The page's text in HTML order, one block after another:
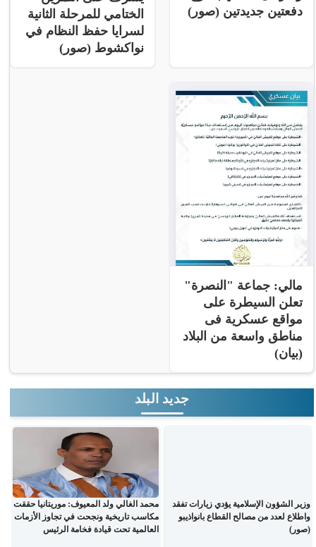
دفعتين جديدتين (صور)
الختامي للمرحلة الثانية
لسرايا حفظ النظام في
نواكشوط (صور)
مالي: جماعة "النصرة"
تعلن السيطرة على
مواقع عسكرية فى
مناطق واسعة من البلاد
(بيان)
جديد البلد
وزير الشؤون الإسلامية يؤدي زيارات تفقد
واطلاع لعدد من مصالح القطاع بانواذيبو
(صور)
محمد الغالي ولد المعيوف: موريتانيا حققت
مكاسب تاريخية ونجحت في تجاوز الأزمات
العالمية تحت قيادة فخامة الرئيس